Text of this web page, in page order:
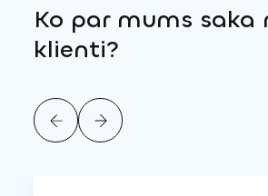
Ko par mums saka
klienti?